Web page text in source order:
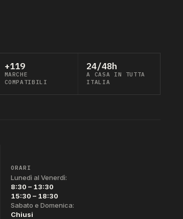
+119
MARCHE
COMPATIBILI
24/48h
A CASA IN TUTTA
ITALIA
ORARI
Lunedì al Venerdì:
8:30 – 13:30
15:30 – 18:30
Sabato e Domenica:
Chiusi